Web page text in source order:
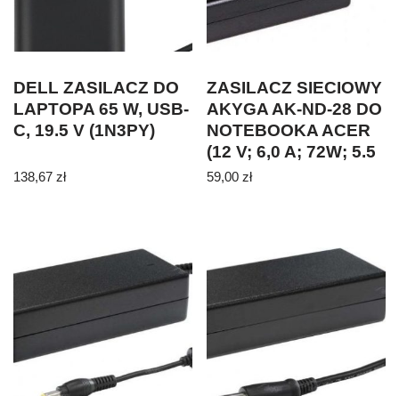
DELL ZASILACZ DO
LAPTOPA 65 W, USB-
C, 19.5 V (1N3PY)
138,67 zł
ZASILACZ SIECIOWY
AKYGA AK-ND-28 DO
NOTEBOOKA ACER
(12 V; 6,0 A; 72W; 5.5
MM X 2.5 MM)
59,00zł